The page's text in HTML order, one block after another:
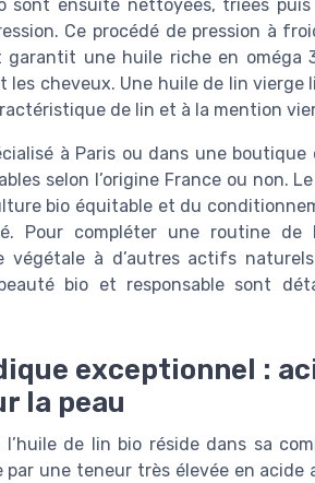
sont ensuite nettoyées, triées
Ce procédé de pression à
garantit une huile riche en oméga
les cheveux. Une huile de lin
de lin et à la mention
à Paris ou dans une
selon l’origine France ou non.
bio équitable et du
Pour compléter une routine de
végétale à d’autres actifs
bio et responsable sont
exceptionnel :
la peau
de lin bio réside dans sa
une teneur très élevée en acide